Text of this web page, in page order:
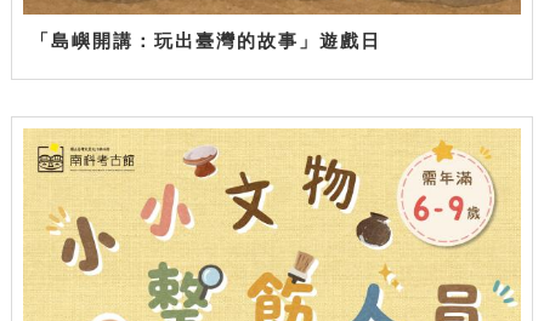
「島嶼開講：玩出臺灣的故事」遊戲日